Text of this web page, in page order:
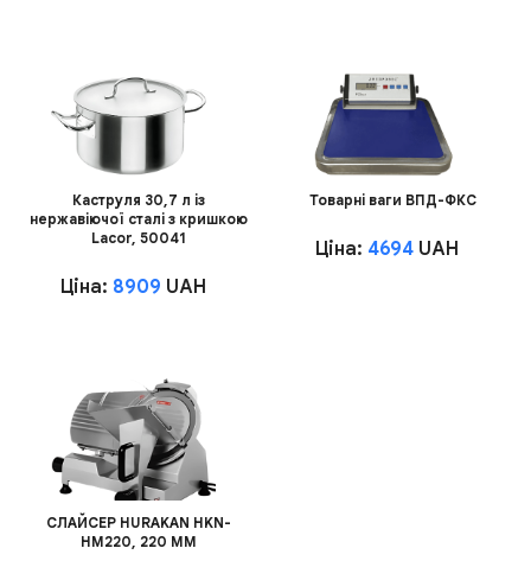
Каструля 30,7 л із
нержавіючої сталі з кришкою
Lacor, 50041
Ціна: 8909 UAH
Товарні ваги ВПД-ФКС
Ціна: 4694UAH
СЛАЙСЕР HURAKAN HKN-
HM220, 220 ММ